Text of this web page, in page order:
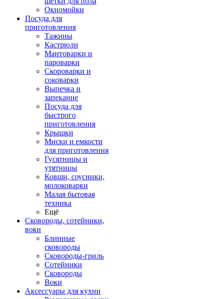
Окномойки
Посуда для
приготовления
Тажины
Кастрюли
Мантоварки и
пароварки
Скороварки и
соковарки
Выпечка и
запекание
Посуда для
быстрого
приготовления
Крышки
Миски и емкости
для приготовления
Гусятницы и
утятницы
Ковши, соусники,
молоковарки
Малая бытовая
техника
Ещё
Сковороды, сотейники,
воки
Блинные
сковороды
Сковороды-гриль
Сотейники
Сковороды
Воки
Аксессуары для кухни